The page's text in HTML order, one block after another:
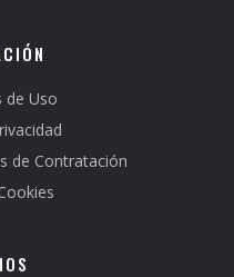
de Uso
de Contratación